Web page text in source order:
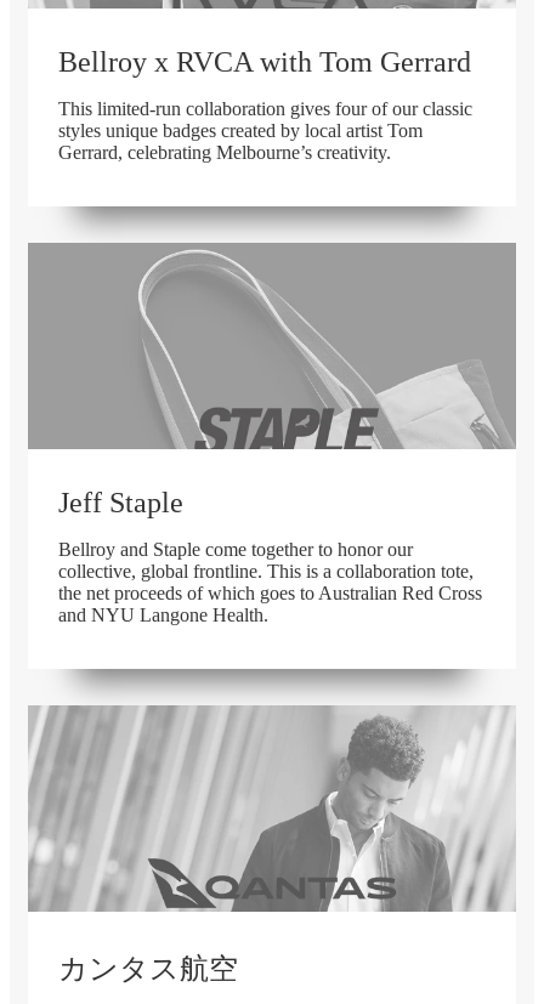
Bellroy x RVCA with Tom Gerrard
This limited-run collaboration gives four of our classic
styles unique badges created by local artist Tom
Gerrard, celebrating Melbourne’s creativity.
Jeff Staple
Bellroy and Staple come together to honor our
collective, global frontline. This is a collaboration tote,
the net proceeds of which goes to Australian Red Cross
and NYU Langone Health.
カンタス航空